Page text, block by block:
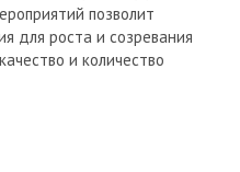
позволит
для роста и созревания
и количество